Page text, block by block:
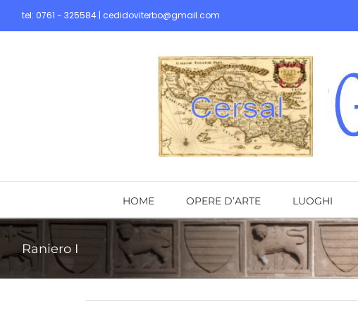
tel: 0761 - 325584 | cedidoviterbo@gmail.com
HOME OPERE D’ARTE LUOGHI
Raniero I